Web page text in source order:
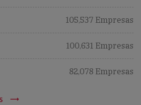
105,537 Empresas
100,631 Empresas
82,078 Empresas